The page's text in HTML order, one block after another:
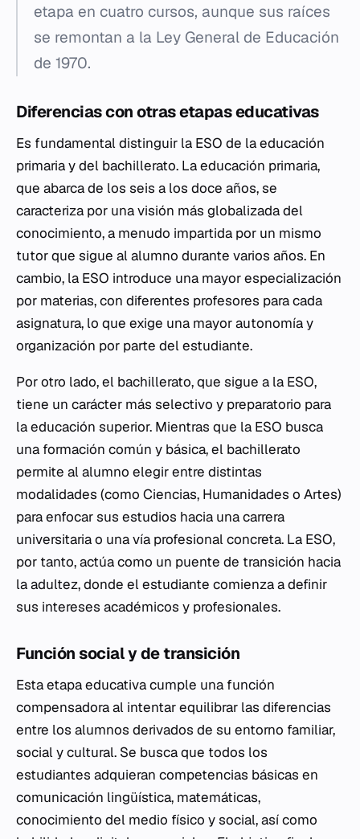
etapa en cuatro cursos, aunque sus raíces
se remontan a la Ley General de Educación
de 1970.
Diferencias con otras etapas educativas
Es fundamental distinguir la ESO de la educación
primaria y del bachillerato. La educación primaria,
que abarca de los seis a los doce años, se
caracteriza por una visión más globalizada del
conocimiento, a menudo impartida por un mismo
tutor que sigue al alumno durante varios años. En
cambio, la ESO introduce una mayor especialización
por materias, con diferentes profesores para cada
asignatura, lo que exige una mayor autonomía y
organización por parte del estudiante.
Por otro lado, el bachillerato, que sigue a la ESO,
tiene un carácter más selectivo y preparatorio para
la educación superior. Mientras que la ESO busca
una formación común y básica, el bachillerato
permite al alumno elegir entre distintas
modalidades (como Ciencias, Humanidades o Artes)
para enfocar sus estudios hacia una carrera
universitaria o una vía profesional concreta. La ESO,
por tanto, actúa como un puente de transición hacia
la adultez, donde el estudiante comienza a definir
sus intereses académicos y profesionales.
Función social y de transición
Esta etapa educativa cumple una función
compensadora al intentar equilibrar las diferencias
entre los alumnos derivados de su entorno familiar,
social y cultural. Se busca que todos los
estudiantes adquieran competencias básicas en
comunicación lingüística, matemáticas,
conocimiento del medio físico y social, así como